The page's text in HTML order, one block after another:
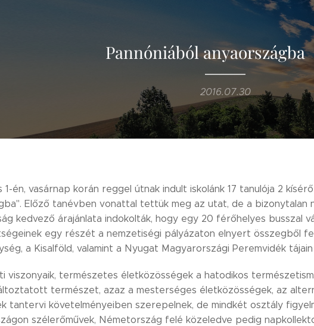
Pannóniából anyaországba
2016.07.30
1-én, vasárnap korán reggel útnak indult iskolánk 17 tanulója 2
Előző tanévben vonattal tettük meg az utat, de a bizonytalan
kedvező árajánlata indokolták, hogy egy 20 férőhelyes busszal
egy részét a nemzetiségi pályázaton elnyert összegből
a Kisalföld, valamint a Nyugat Magyarországi Peremvidék
viszonyaik, természetes életközösségek a hatodikos
természet, azaz a mesterséges életközösségek, az
tantervi követelményeiben szerepelnek, de mindkét osztály
szélerőművek, Németország felé közeledve pedig